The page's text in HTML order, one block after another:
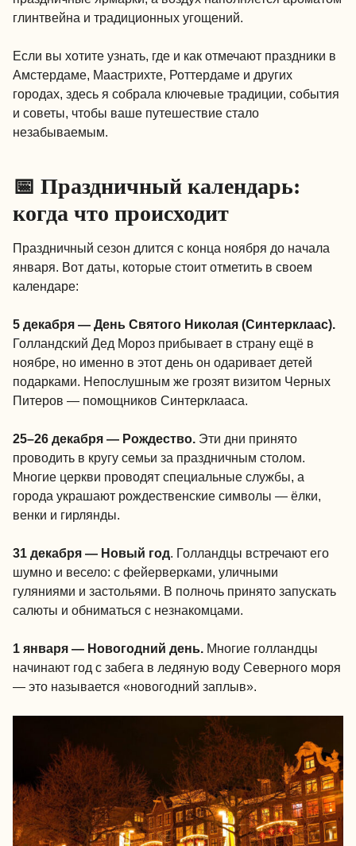
глинтвейна и традиционных угощений.
Если вы хотите узнать, где и как отмечают праздники в
Амстердаме, Маастрихте, Роттердаме и других
городах, здесь я собрала ключевые традиции, события
и советы, чтобы ваше путешествие стало
незабываемым.
📅 Праздничный календарь:
когда что происходит
Праздничный сезон длится с конца ноября до начала
января. Вот даты, которые стоит отметить в своем
календаре:
5 декабря — День Святого Николая (Синтерклаас).
Голландский Дед Мороз прибывает в страну ещё в
ноябре, но именно в этот день он одаривает детей
подарками. Непослушным же грозят визитом Черных
Питеров — помощников Синтерклааса.
25–26 декабря — Рождество. Эти дни принято
проводить в кругу семьи за праздничным столом.
Многие церкви проводят специальные службы, а
города украшают рождественские символы — ёлки,
венки и гирлянды.
31 декабря — Новый год. Голландцы встречают его
шумно и весело: с фейерверками, уличными
гуляниями и застольями. В полночь принято запускать
салюты и обниматься с незнакомцами.
1 января — Новогодний день. Многие голландцы
начинают год с забега в ледяную воду Северного моря
— это называется «новогодний заплыв».